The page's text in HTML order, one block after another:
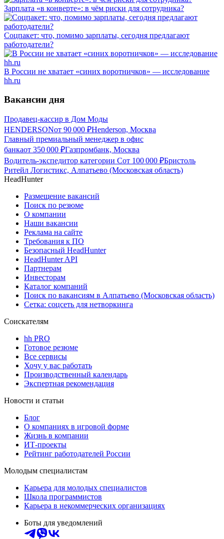
Зарплата «в конверте»: в чём риски для сотрудника?
Соцпакет: что, помимо зарплаты, сегодня предлагают
работодатели?
В России не хватает «синих воротничков» — исследование
hh.ru
Вакансии дня
Продавец-кассир в Дом Моды
HENDERSONот 90 000 ₽Henderson, Москва
Главный премиальный менеджер в офис
банкаот 350 000 ₽Газпромбанк, Москва
Водитель-экспедитор категории Сот 100 000 ₽Бристоль
Ритейл Логистикс, Алпатьево (Московская область)
HeadHunter
Размещение вакансий
Поиск по резюме
О компании
Наши вакансии
Реклама на сайте
Требования к ПО
Безопасный HeadHunter
HeadHunter API
Партнерам
Инвесторам
Каталог компаний
Поиск по вакансиям в Алпатьево (Московская область)
Сетка: соцсеть для нетворкинга
Соискателям
hh PRO
Готовое резюме
Все сервисы
Хочу у вас работать
Производственный календарь
Экспертная рекомендация
Новости и статьи
Блог
О компаниях в игровой форме
Жизнь в компании
ИТ-проекты
Рейтинг работодателей России
Молодым специалистам
Карьера для молодых специалистов
Школа программистов
Карьера в некоммерческих организациях
Боты для уведомлений